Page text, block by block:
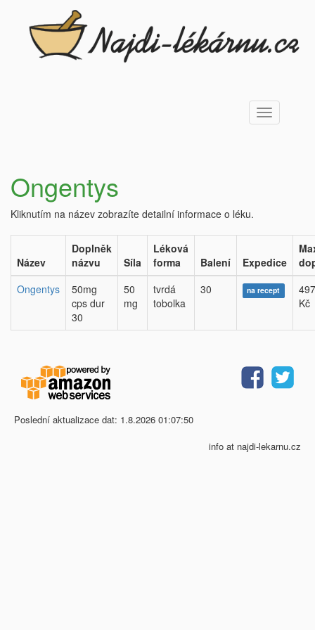
Toggle
navigation
Ongentys
Kliknutím na název zobrazíte detailní informace o léku.
Název
Doplněk
názvu
Síla
Léková
forma
Balení Expedice
Ongentys
50mg
cps dur
30
50
mg
tvrdá
tobolka
30 na recept
Kč
Poslední aktualizace dat: 1.8.2026 01:07:50
info at najdi-lekarnu.cz